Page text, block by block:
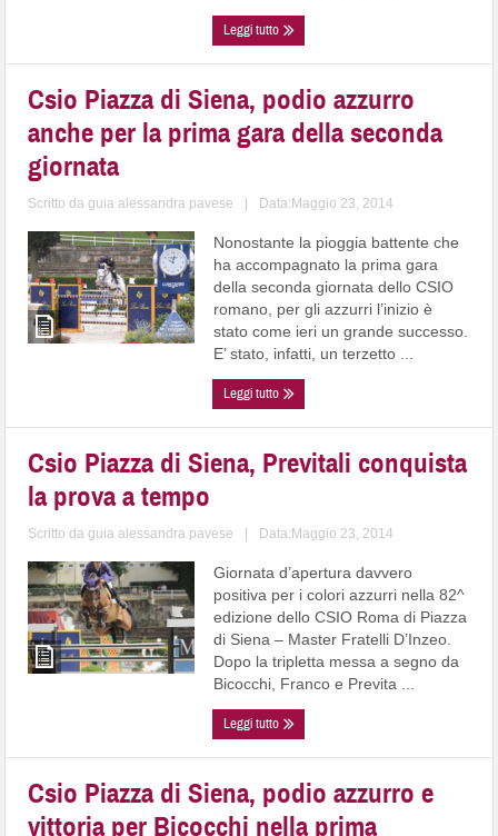
Leggi tutto
Csio Piazza di Siena, podio azzurro
anche per la prima gara della seconda
giornata
Scritto daguia alessandra pavese Data:Maggio 23, 2014
Nonostante la pioggia battente che
ha accompagnato la prima gara
della seconda giornata dello CSIO
romano, per gli azzurri l’inizio è
stato come ieri un grande successo.
E’ stato, infatti, un terzetto ...
Leggi tutto
Csio Piazza di Siena, Previtali conquista
la prova a tempo
Scritto daguia alessandra pavese Data:Maggio 23, 2014
Giornata d’apertura davvero
positiva per i colori azzurri nella 82^
edizione dello CSIO Roma di Piazza
di Siena – Master Fratelli D’Inzeo.
Dopo la tripletta messa a segno da
Bicocchi, Franco e Previta ...
Leggi tutto
Csio Piazza di Siena, podio azzurro e
vittoria per Bicocchi nella prima